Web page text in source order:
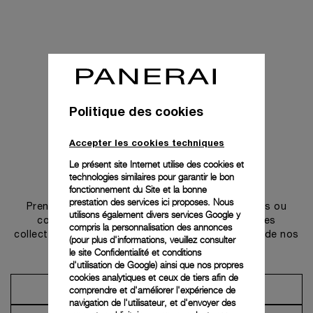
Prendre contact
Prenez rendez-vous dans l’une de nos boutiques ou
contactez notre conciergerie pour découvrir les
collections et bénéficier des conseils ou services de nos
ambassadeurs.
Prendre un rendez-vous
Politique des cookies
Accepter les cookies techniques
Le présent site Internet utilise des cookies et
technologies similaires pour garantir le bon
fonctionnement du Site et la bonne
prestation des services ici proposes. Nous
utilisons également divers services Google y
compris la personnalisation des annonces
(pour plus d'informations, veuillez consulter
le site Confidentialité et conditions
d'utilisation de Google) ainsi que nos propres
cookies analytiques et ceux de tiers afin de
comprendre et d'améliorer l'expérience de
navigation de l'utilisateur, et d'envoyer des